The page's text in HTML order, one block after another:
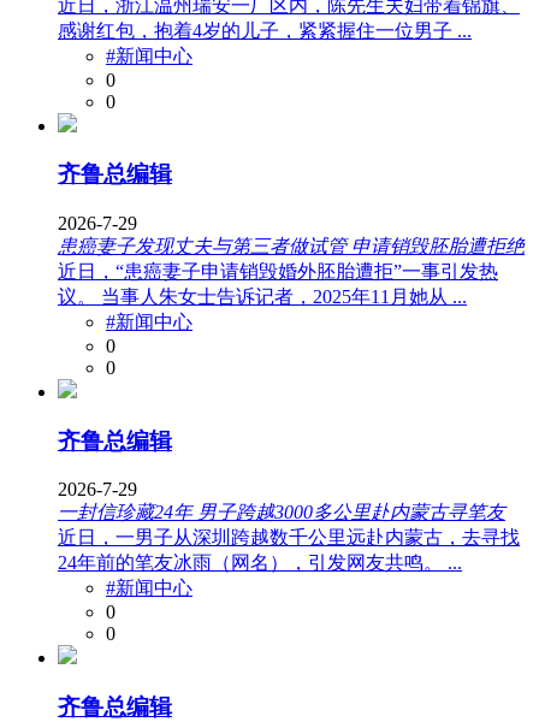
近日，浙江温州瑞安一厂区内，陈先生夫妇带着锦旗、
感谢红包，抱着4岁的儿子，紧紧握住一位男子 ...
#新闻中心
0
0
齐鲁总编辑
2026-7-29
患癌妻子发现丈夫与第三者做试管 申请销毁胚胎遭拒绝
近日，“患癌妻子申请销毁婚外胚胎遭拒”一事引发热
议。 当事人朱女士告诉记者，2025年11月她从 ...
#新闻中心
0
0
齐鲁总编辑
2026-7-29
一封信珍藏24年 男子跨越3000多公里赴内蒙古寻笔友
近日，一男子从深圳跨越数千公里远赴内蒙古，去寻找
24年前的笔友冰雨（网名），引发网友共鸣。 ...
#新闻中心
0
0
齐鲁总编辑